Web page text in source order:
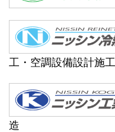
工・空調設備設計施工
造